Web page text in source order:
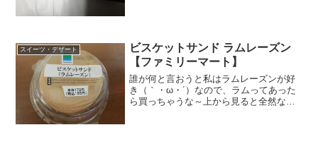
スイーツ・デザート
ビスケットサンド ラムレーズン
【ファミリーマート】
誰が何と言おうと私はラムレーズンが好
き（｀・ω・´）なので、ラムってあった
ら買っちゃうな～上から見ると全然なん